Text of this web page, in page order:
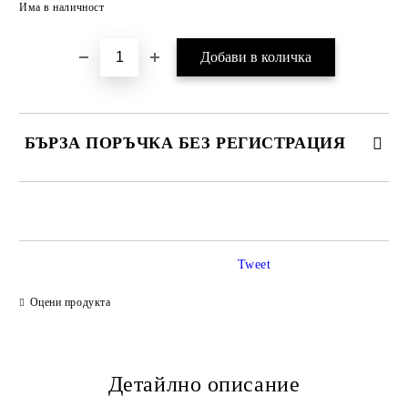
Има в наличност
БЪРЗА ПОРЪЧКА БЕЗ РЕГИСТРАЦИЯ
Оцени продукта
Tweet
Детайлно описание